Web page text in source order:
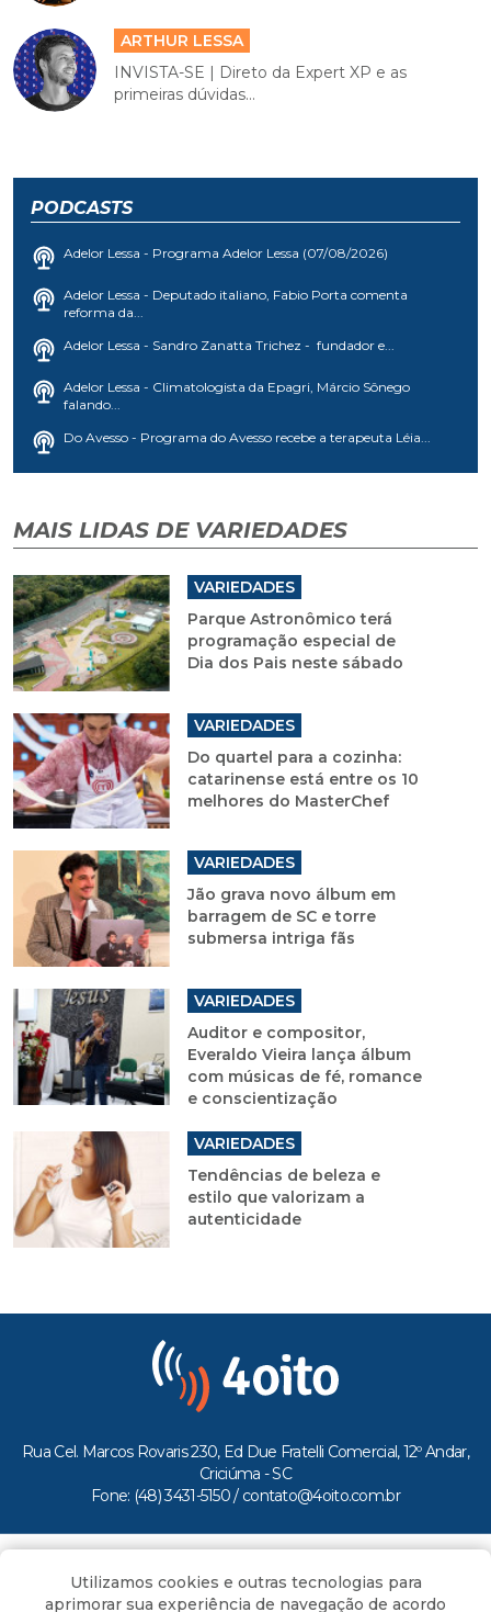
ARTHUR LESSA
INVISTA-SE | Direto da Expert XP e as
primeiras dúvidas...
PODCASTS
Adelor Lessa - Programa Adelor Lessa (07/08/2026)
Adelor Lessa - Deputado italiano, Fabio Porta comenta
reforma da...
Adelor Lessa - Sandro Zanatta Trichez - fundador e...
Adelor Lessa - Climatologista da Epagri, Márcio Sônego
falando...
Do Avesso - Programa do Avesso recebe a terapeuta Léia...
MAIS LIDAS DE VARIEDADES
VARIEDADES
Parque Astronômico terá
programação especial de
Dia dos Pais neste sábado
VARIEDADES
Do quartel para a cozinha:
catarinense está entre os 10
melhores do MasterChef
VARIEDADES
Jão grava novo álbum em
barragem de SC e torre
submersa intriga fãs
VARIEDADES
Auditor e compositor,
Everaldo Vieira lança álbum
com músicas de fé, romance
e conscientização
VARIEDADES
Tendências de beleza e
estilo que valorizam a
autenticidade
Rua Cel. Marcos Rovaris 230, Ed Due Fratelli Comercial, 12º Andar,
Criciúma - SC
Fone: (48) 3431-5150 / contato@4oito.com.br
Todos os direitos reservados ao Portal 4oito
Utilizamos cookies e outras tecnologias para
aprimorar sua experiência de navegação de acordo